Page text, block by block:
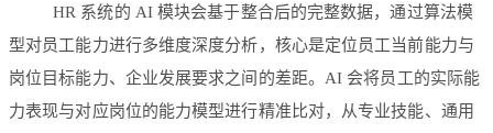
HR 系统的 AI 模块会基于整合后的完整数据，通过算法模
型对员工能力进行多维度深度分析，核心是定位员工当前能力与
岗位目标能力、企业发展要求之间的差距。AI 会将员工的实际能
力表现与对应岗位的能力模型进行精准比对，从专业技能、通用